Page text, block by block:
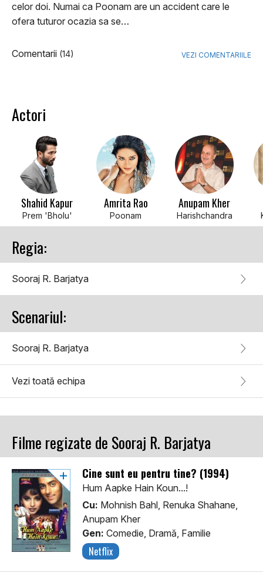
celor doi. Numai ca Poonam are un accident care le
ofera tuturor ocazia sa se…
Comentarii (14) VEZI COMENTARIILE
Actori
Shahid Kapur
Prem 'Bholu'
Amrita Rao
Poonam
Anupam Kher
Harishchandra
Regia:
Sooraj R. Barjatya
Scenariul:
Sooraj R. Barjatya
Vezi toată echipa
Filme regizate de Sooraj R. Barjatya
Cine sunt eu pentru tine? (1994)
Hum Aapke Hain Koun...!
Cu: Mohnish Bahl, Renuka Shahane,
Anupam Kher
Gen: Comedie, Dramă, Familie
Netflix